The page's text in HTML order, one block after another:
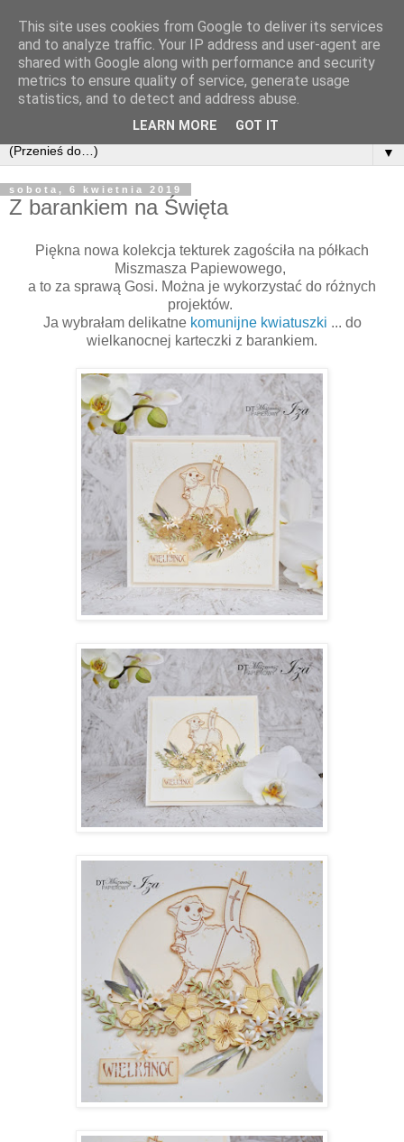
▼
sobota, 6 kwietnia 2019
Z barankiem na Święta
Piękna nowa kolekcja tekturek zagościła na półkach
Miszmasza Papiewowego,
a to za sprawą Gosi. Można je wykorzystać do różnych
projektów.
Ja wybrałam delikatne komunijne kwiatuszki ... do
wielkanocnej karteczki z barankiem.
This site uses cookies from Google to deliver its services
and to analyze traffic. Your IP address and user-agent are
shared with Google along with performance and security
metrics to ensure quality of service, generate usage
statistics, and to detect and address abuse.
LEARN MORE GOT IT